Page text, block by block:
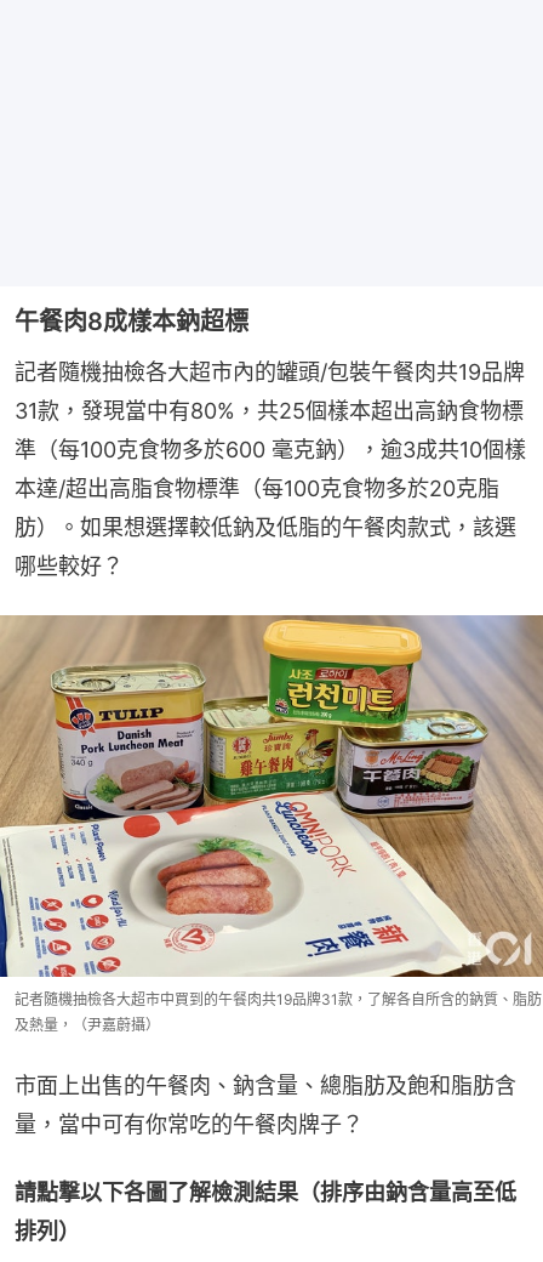
午餐肉8成樣本鈉超標
記者隨機抽檢各大超市內的罐頭/包裝午餐肉共19品牌
31款，發現當中有80%，共25個樣本超出高鈉食物標
準（每100克食物多於600 毫克鈉），逾3成共10個樣
本達/超出高脂食物標準（每100克食物多於20克脂
肪）。如果想選擇較低鈉及低脂的午餐肉款式，該選
哪些較好？
記者隨機抽檢各大超市中買到的午餐肉共19品牌31款，了解各自所含的鈉質、脂肪
及熱量，（尹嘉蔚攝）
市面上出售的午餐肉、鈉含量、總脂肪及飽和脂肪含
量，當中可有你常吃的午餐肉牌子？
請點撃以下各圖了解檢測結果（排序由鈉含量高至低
排列）